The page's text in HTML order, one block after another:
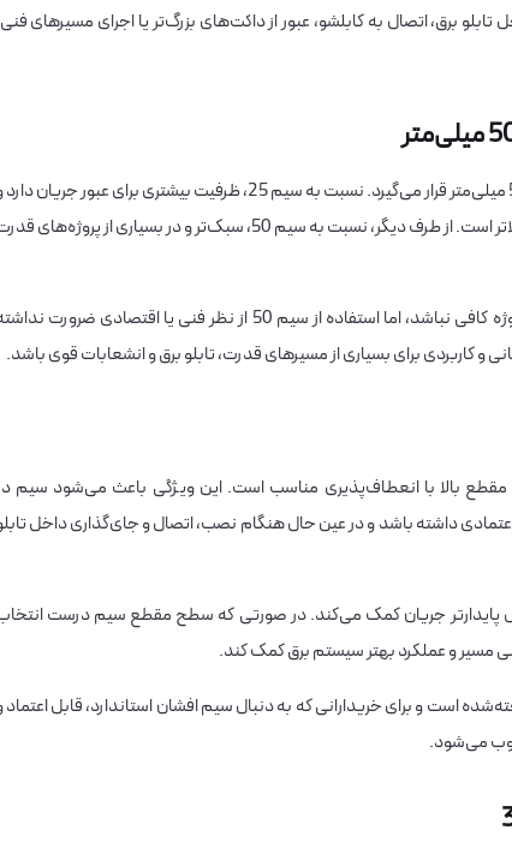
برق، اتصال به کابلشو، عبور از داکت‌های بزرگ‌تر یا اجرای مسیرهای
سیم افشان 1×35 از نظر سطح مقطع، بین سیم‌های 25 و 50 میلی‌متر قرار می‌گیرد. نسبت به سیم 25، ظرفیت بیشتری برای عبور جریان
برای مسیرهایی مناسب است که بار الکتریکی یا طول مسیر بالاتر است. از طرف دیگر، نسبت به سیم 50، سبک‌تر و در بسیاری از پروژه‌های
این سایز معمولاً زمانی انتخاب می‌شود که سیم 25 برای پروژه کافی نباشد، اما استفاده از سیم 50 از نظر فنی یا اقتصادی ضرورت
1×35 لینکو، ترکیب سطح مقطع بالا با انعطاف‌پذیری مناسب است. این ویژگی باعث می‌شود سیم
اعتمادی داشته باشد و در عین حال هنگام نصب، اتصال و جای‌گذاری داخل
پایدارتر جریان کمک می‌کند. در صورتی که سطح مقطع سیم درست
مسیر و عملکرد بهتر سیستم برق کمک کند.
است و برای خریدارانی که به دنبال سیم افشان استاندارد، قابل اعتماد
می‌شود.